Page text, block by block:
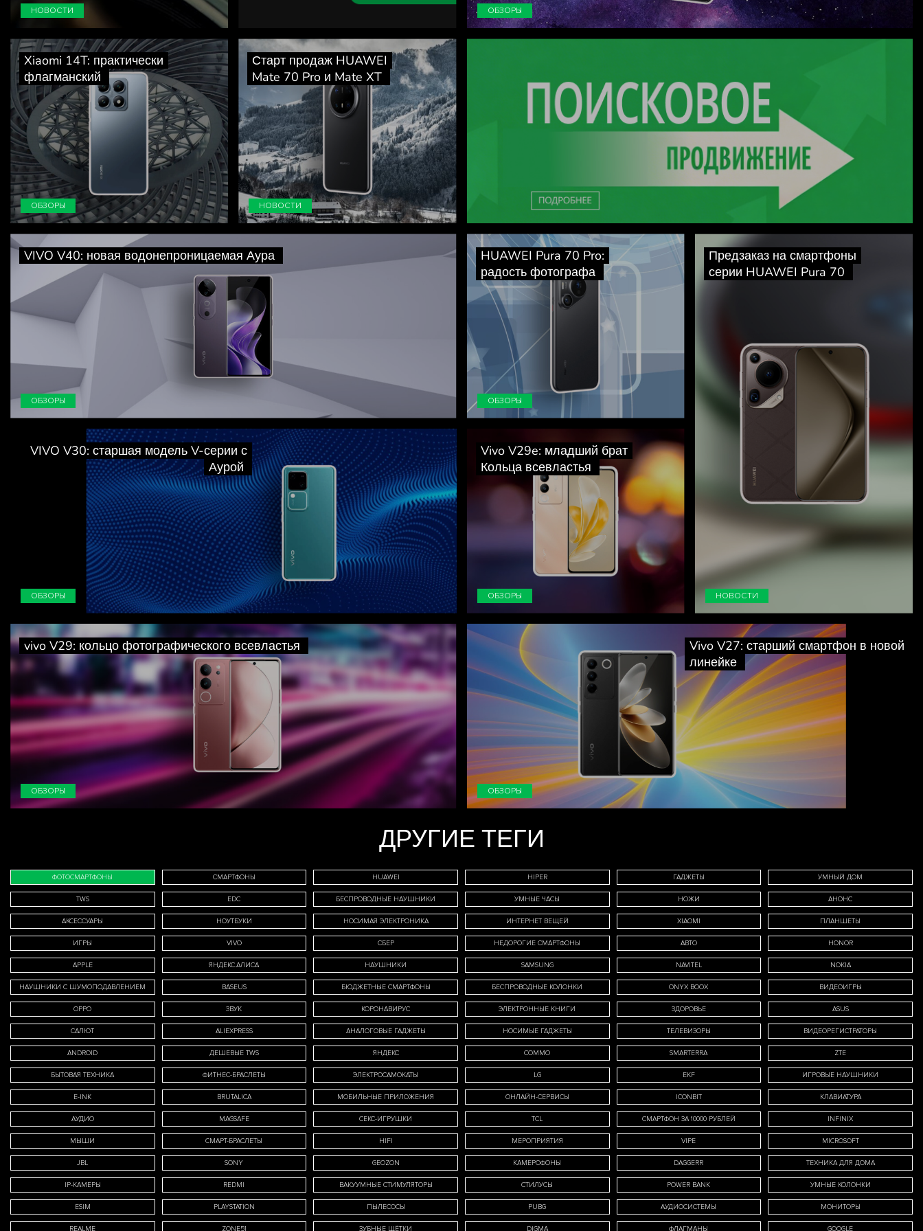
НОВОСТИ ОБЗОРЫ
Xiaomi 14T: практически
флагманский
ОБЗОРЫ
Старт продаж HUAWEI
Mate 70 Pro и Mate XT
НОВОСТИ
VIVO V40: новая водонепроницаемая Аура
ОБЗОРЫ
HUAWEI Pura 70 Pro:
радость фотографа
ОБЗОРЫ
Предзаказ на смартфоны
серии HUAWEI Pura 70
НОВОСТИ
VIVO V30: старшая модель V-серии с
Аурой
ОБЗОРЫ
Vivo V29e: младший брат
Кольца всевластья
ОБЗОРЫ
vivo V29: кольцо фотографического всевластья
ОБЗОРЫ
Vivo V27: старший смартфон в новой
линейке
ОБЗОРЫ
ДРУГИЕ ТЕГИ
ФОТОСМАРТФОНЫ СМАРТФОНЫ HUAWEI HIPER ГАДЖЕТЫ УМНЫЙ ДОМ
TWS EDC БЕСПРОВОДНЫЕ НАУШНИКИ УМНЫЕ ЧАСЫ НОЖИ АНОНС
АКСЕССУАРЫ НОУТБУКИ НОСИМАЯ ЭЛЕКТРОНИКА ИНТЕРНЕТ ВЕЩЕЙ XIAOMI ПЛАНШЕТЫ
ИГРЫ VIVO СБЕР НЕДОРОГИЕ СМАРТФОНЫ АВТО HONOR
APPLE ЯНДЕКС.АЛИСА НАУШНИКИ SAMSUNG NAVITEL NOKIA
НАУШНИКИ С ШУМОПОДАВЛЕНИЕМ BASEUS БЮДЖЕТНЫЕ СМАРТФОНЫ БЕСПРОВОДНЫЕ КОЛОНКИ ONYX BOOX ВИДЕОИГРЫ
OPPO ЗВУК КОРОНАВИРУС ЭЛЕКТРОННЫЕ КНИГИ ЗДОРОВЬЕ ASUS
САЛЮТ ALIEXPRESS АНАЛОГОВЫЕ ГАДЖЕТЫ НОСИМЫЕ ГАДЖЕТЫ ТЕЛЕВИЗОРЫ ВИДЕОРЕГИСТРАТОРЫ
ANDROID ДЕШЕВЫЕ TWS ЯНДЕКС COMMO SMARTERRA ZTE
БЫТОВАЯ ТЕХНИКА ФИТНЕС-БРАСЛЕТЫ ЭЛЕКТРОСАМОКАТЫ LG EKF ИГРОВЫЕ НАУШНИКИ
E-INK BRUTALICA МОБИЛЬНЫЕ ПРИЛОЖЕНИЯ ОНЛАЙН-СЕРВИСЫ ICONBIT КЛАВИАТУРА
АУДИО MAGSAFE СЕКС-ИГРУШКИ TCL СМАРТФОН ЗА 10000 РУБЛЕЙ INFINIX
МЫШИ СМАРТ-БРАСЛЕТЫ HIFI МЕРОПРИЯТИЯ VIPE MICROSOFT
JBL SONY GEOZON КАМЕРОФОНЫ DAGGERR ТЕХНИКА ДЛЯ ДОМА
IP-КАМЕРЫ REDMI ВАКУУМНЫЕ СТИМУЛЯТОРЫ СТИЛУСЫ POWER BANK УМНЫЕ КОЛОНКИ
ESIM PLAYSTATION ПЫЛЕСОСЫ PUBG АУДИОСИСТЕМЫ МОНИТОРЫ
REALME ZONE51 ЗУБНЫЕ ЩЁТКИ DIGMA ФЛАГМАНЫ GOOGLE